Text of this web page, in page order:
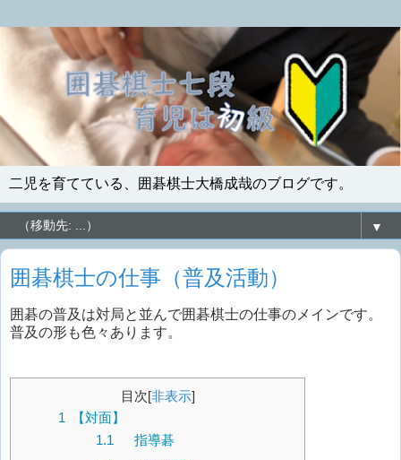
二児を育てている、囲碁棋士大橋成哉のブログです。
▼
囲碁棋士の仕事（普及活動）
囲碁の普及は対局と並んで囲碁棋士の仕事のメインです。
普及の形も色々あります。
目次[非表示]
1
【対面】
1.1
指導碁